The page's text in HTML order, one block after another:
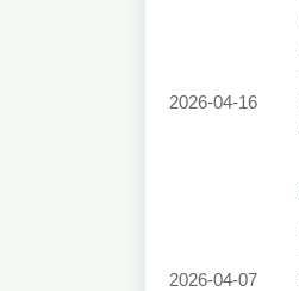
2026-04-16
2026-04-07